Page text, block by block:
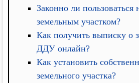
Законно ли
земельным участком?
Как получить выписку о
ДДУ онлайн?
Как установить
земельного участка?